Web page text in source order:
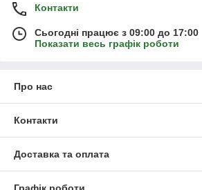
Контакти
Сьогодні працює з 09:00 до 17:00
Показати весь графік роботи
Про нас
Контакти
Доставка та оплата